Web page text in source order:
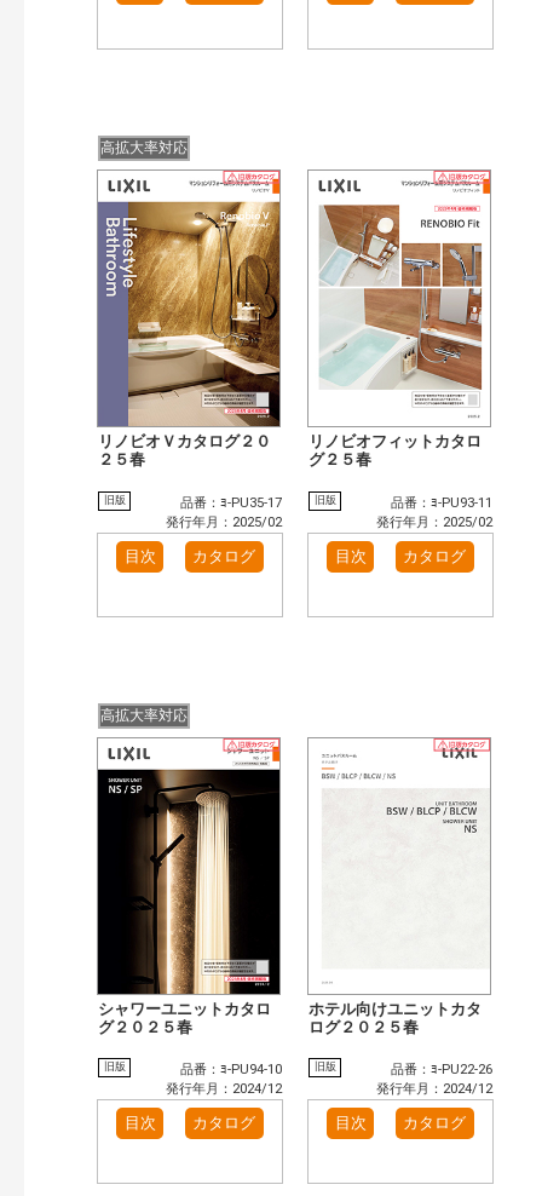
高拡大率対応
リノビオＶカタログ２０
２５春
旧版
品番：ﾖ-PU35-17
発行年月：2025/02
目次 カタログ
リノビオフィットカタロ
グ２５春
旧版
品番：ﾖ-PU93-11
発行年月：2025/02
目次 カタログ
高拡大率対応
シャワーユニットカタロ
グ２０２５春
旧版
品番：ﾖ-PU94-10
発行年月：2024/12
目次 カタログ
ホテル向けユニットカタ
ログ２０２５春
旧版
品番：ﾖ-PU22-26
発行年月：2024/12
目次 カタログ